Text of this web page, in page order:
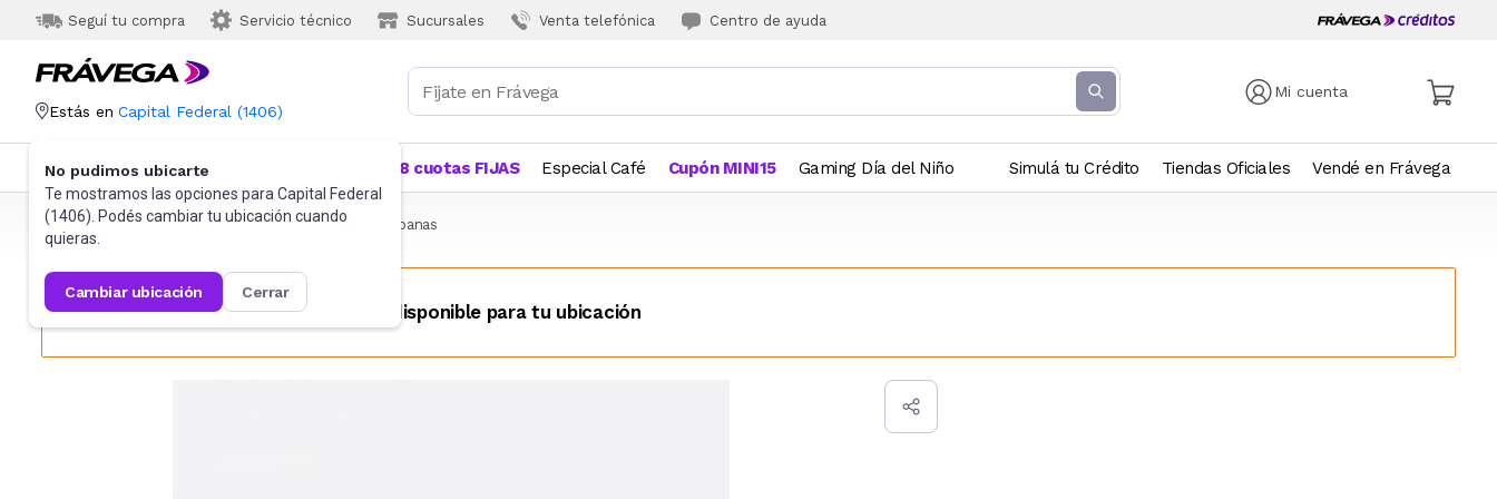
Seguí tu compra Servicio técnico Sucursales Venta telefónica Centro de ayuda
Mi cuenta
Estás en Capital Federal (1406)
No pudimos ubicarte
Te mostramos las opciones para Capital Federal
(1406). Podés cambiar tu ubicación cuando
quieras.
cambiar ubicación cerrar
Categorías Más Vendidos 18 cuotas FIJAS Especial Café Cupón MINI15 Gaming Día del Niño Simulá tu Crédito Tiendas Oficiales Vendé en Frávega
Frávega Hogar Blanquería Ropa de cama Sábanas
Este producto no se encuentra disponible para tu ubicación